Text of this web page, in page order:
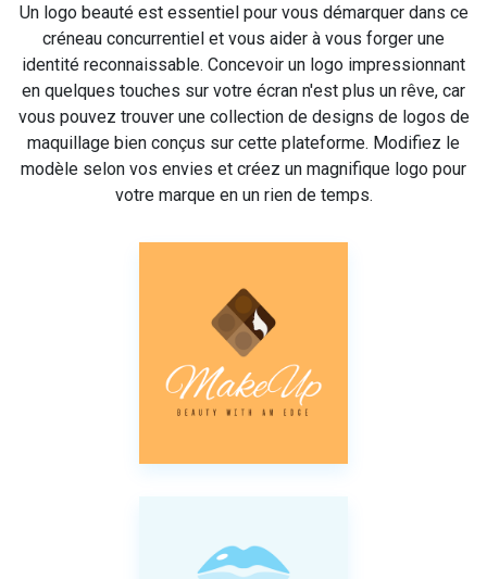
Un logo beauté est essentiel pour vous démarquer dans ce
créneau concurrentiel et vous aider à vous forger une
identité reconnaissable. Concevoir un logo impressionnant
en quelques touches sur votre écran n'est plus un rêve, car
vous pouvez trouver une collection de designs de logos de
maquillage bien conçus sur cette plateforme. Modifiez le
modèle selon vos envies et créez un magnifique logo pour
votre marque en un rien de temps.